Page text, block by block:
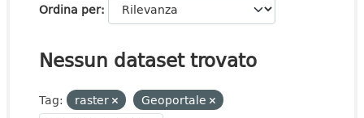
Ordina per
Nessun dataset trovato
Tag: raster
Geoportale